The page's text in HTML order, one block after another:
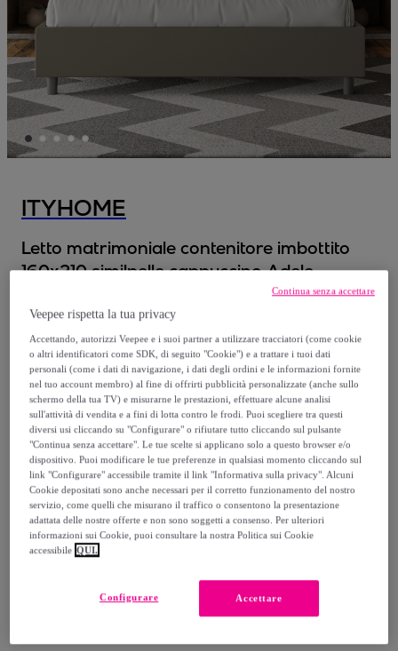
ITYHOME
Letto matrimoniale contenitore imbottito
160x210 similpelle cappuccino Adele
Letto matrimoniale contenitore
imbottito 160x210 similpelle cappuccino
Adele
769,00 €
1.873,00 €
-58%
Venduto daItyhome
Veepee rispetta la tua privacy
Accettando, autorizzi Veepee e i suoi partner a utilizzare tracciatori (come cookie
o altri identificatori come SDK, di seguito "Cookie") e a trattare i tuoi dati
personali (come i dati di navigazione, i dati degli ordini e le informazioni fornite
nel tuo account membro) al fine di offrirti pubblicità personalizzate (anche sullo
schermo della tua TV) e misurarne le prestazioni, effettuare alcune analisi
sull'attività di vendita e a fini di lotta contro le frodi. Puoi scegliere tra questi
diversi usi cliccando su "Configurare" o rifiutare tutto cliccando sul pulsante
"Continua senza accettare". Le tue scelte si applicano solo a questo browser e/o
dispositivo. Puoi modificare le tue preferenze in qualsiasi momento cliccando sul
link "Configurare" accessibile tramite il link "Informativa sulla privacy". Alcuni
Cookie depositati sono anche necessari per il corretto funzionamento del nostro
servizio, come quelli che misurano il traffico o consentono la presentazione
adattata delle nostre offerte e non sono soggetti a consenso. Per ulteriori
informazioni sui Cookie, puoi consultare la nostra Politica sui Cookie
accessibile QUI.
Accettare
Configurare
Continua senza accettare